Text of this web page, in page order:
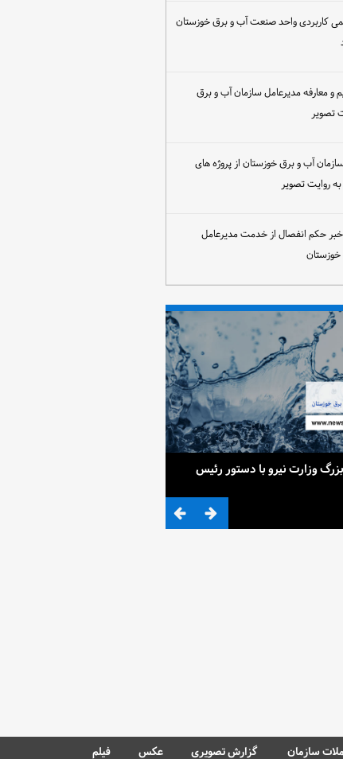
کاربردی واحد صنعت آب و برق خوزستان
و معارفه مدیرعامل سازمان آب و برق
تصویر
آب و برق خوزستان از پروژه های
روایت تصویر
حکم انفصال از خدمت مدیرعامل
پروژه بزرگ وزارت نیرو با دستور رئیس
سازمان گزارش تصویری عکس فیلم